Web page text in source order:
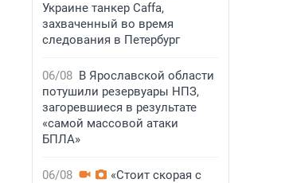
Украине танкер Caffa,
захваченный во время
следования в Петербург
06/08 В Ярославской области
потушили резервуары НПЗ,
загоревшиеся в результате
«самой массовой атаки
БПЛА»
06/08
«Стоит скорая с